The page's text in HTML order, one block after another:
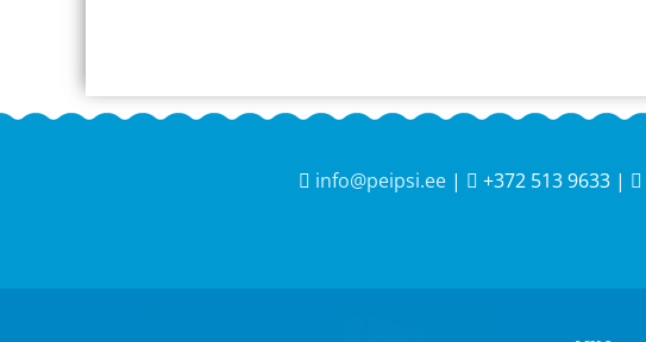
info@peipsi.ee| +372 513 9633 |